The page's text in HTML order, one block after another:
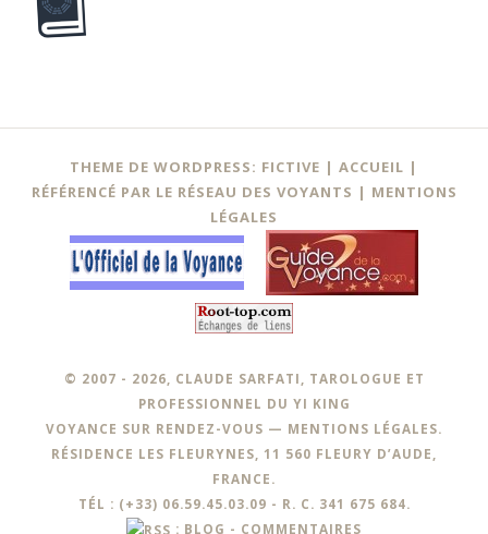
Navigation
des
articles
THEME DE WORDPRESS: FICTIVE | ACCUEIL |
RÉFÉRENCÉ PAR LE RÉSEAU DES VOYANTS | MENTIONS
LÉGALES
© 2007 - 2026, CLAUDE SARFATI, TAROLOGUE ET
PROFESSIONNEL DU YI KING
VOYANCE SUR RENDEZ-VOUS — MENTIONS LÉGALES.
RÉSIDENCE LES FLEURYNES, 11 560 FLEURY D’AUDE,
FRANCE.
TÉL : (+33) 06.59.45.03.09 - R. C. 341 675 684.
: BLOG - COMMENTAIRES